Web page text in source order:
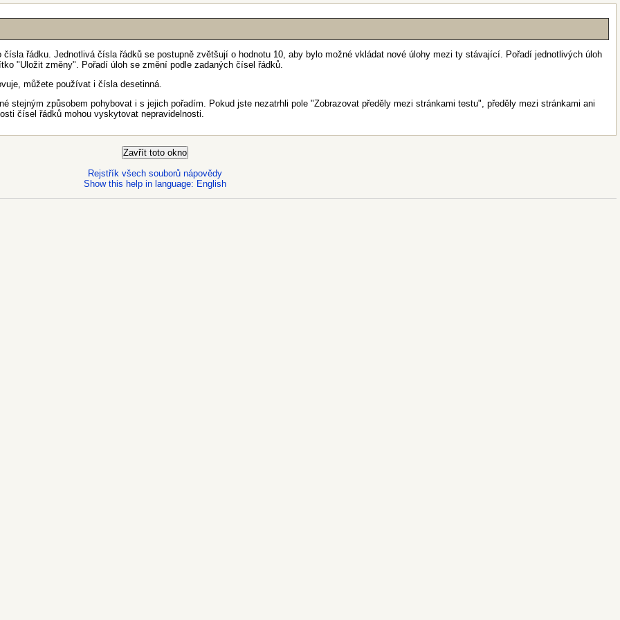
řádku. Jednotlivá čísla řádků se postupně zvětšují o hodnotu 10, aby bylo možné vkládat nové úlohy mezi ty stávající. Pořadí jednotlivých úloh
"Uložit změny". Pořadí úloh se změní podle zadaných čísel řádků.
můžete používat i čísla desetinná.
stejným způsobem pohybovat i s jejich pořadím. Pokud jste nezatrhli pole "Zobrazovat předěly mezi stránkami testu", předěly mezi stránkami ani
čísel řádků mohou vyskytovat nepravidelnosti.
Rejstřík všech souborů nápovědy
Show this help in language: English